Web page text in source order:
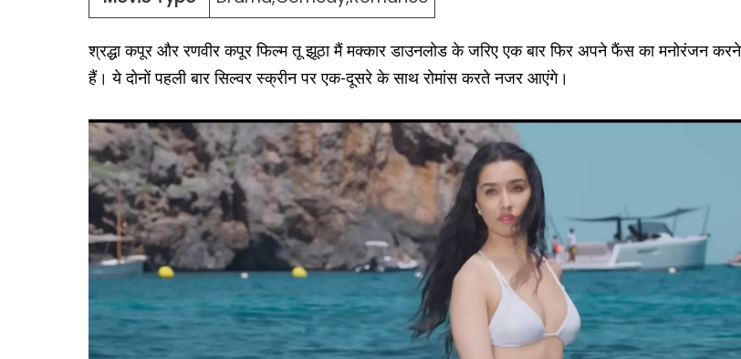
श्रद्धा कपूर और रणवीर कपूर फिल्म तू झूठा मैं मक्कार डाउनलोड के जरिए एक बार फिर अपने फैंस का मनोरंजन
हैं। ये दोनों पहली बार सिल्वर स्क्रीन पर एक-दूसरे के साथ रोमांस करते नजर आएंगे।